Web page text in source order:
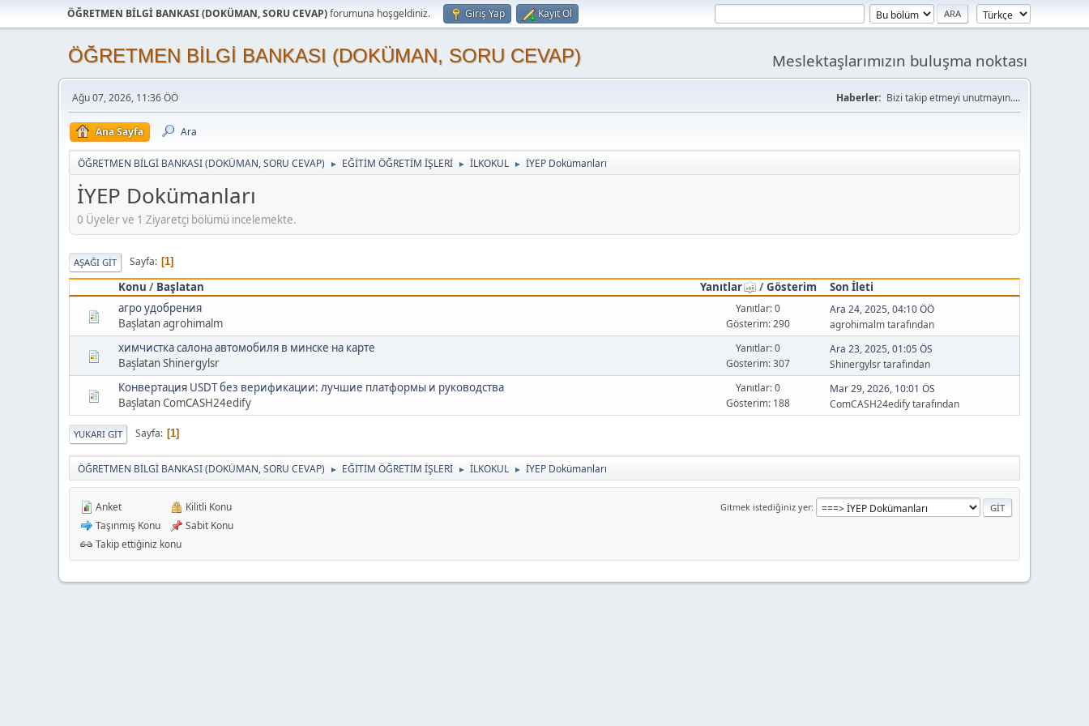
ÖĞRETMEN BİLGİ BANKASI (DOKÜMAN, SORU CEVAP)forumuna hoşgeldiniz. Giriş Yap Kayıt Ol
ÖĞRETMEN BİLGİ BANKASI (DOKÜMAN, SORU CEVAP) Meslektaşlarımızın buluşma noktası
Ağu 07, 2026, 11:36 ÖÖ Haberler: Bizi takip etmeyi unutmayın....
Ana Sayfa Ara
ÖĞRETMEN BİLGİ BANKASI (DOKÜMAN, SORU CEVAP) ► EĞİTİM ÖĞRETİM İŞLERİ ► İLKOKUL ► İYEP Dokümanları
İYEP Dokümanları
0 Üyeler ve 1 Ziyaretçi bölümü incelemekte.
AŞAĞI GIT Sayfa 1
Konu / Başlatan Yanıtlar /Gösterim
Son İleti
агро удобрения
Başlatan agrohimalm
Yanıtlar: 0
Gösterim: 290
Ara 24, 2025, 04:10 ÖÖ
agrohimalm tarafından
химчистка салона автомобиля в минске на карте
Başlatan Shinergylsr
Yanıtlar: 0
Gösterim: 307
Ara 23, 2025, 01:05 ÖS
Shinergylsr tarafından
Конвертация USDT без верификации: лучшие платформы и руководства
Başlatan ComCASH24edify
Yanıtlar: 0
Gösterim: 188
Mar 29, 2026, 10:01 ÖS
ComCASH24edify tarafından
YUKARI GIT Sayfa 1
ÖĞRETMEN BİLGİ BANKASI (DOKÜMAN, SORU CEVAP) ► EĞİTİM ÖĞRETİM İŞLERİ ► İLKOKUL ► İYEP Dokümanları
Gitmek istediğiniz yer
Anket
Taşınmış Konu
Kilitli Konu
Sabit Konu
Takip ettiğiniz konu